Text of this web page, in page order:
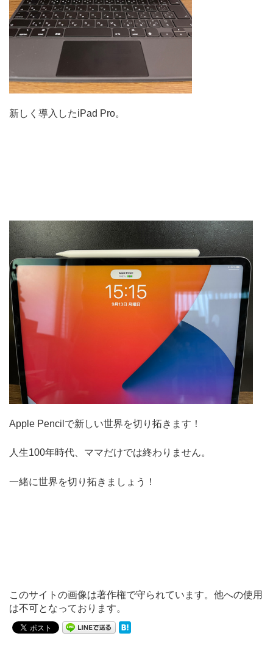
新しく導入したiPad Pro。
Apple Pencilで新しい世界を切り拓きます！
人生100年時代、ママだけでは終わりません。
一緒に世界を切り拓きましょう！
このサイトの画像は著作権で守られています。他への使用
は不可となっております。